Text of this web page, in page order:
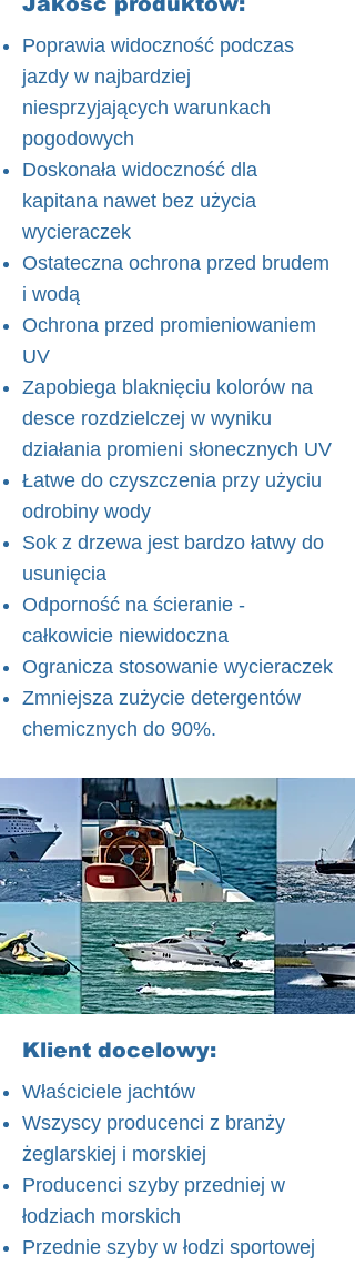
Poprawia widoczność podczas
jazdy w najbardziej
niesprzyjających warunkach
pogodowych
Doskonała widoczność dla
kapitana nawet bez użycia
wycieraczek
Ostateczna ochrona przed brudem
i wodą
Ochrona przed promieniowaniem
UV
Zapobiega blaknięciu kolorów na
desce rozdzielczej w wyniku
działania promieni słonecznych UV
Łatwe do czyszczenia przy użyciu
odrobiny wody
Sok z drzewa jest bardzo łatwy do
usunięcia
Odporność na ścieranie -
całkowicie niewidoczna
Ogranicza stosowanie wycieraczek
Zmniejsza zużycie detergentów
chemicznych do 90%.
Klient docelowy:
Właściciele jachtów
Wszyscy producenci z branży
żeglarskiej i morskiej
Producenci szyby przedniej w
łodziach morskich
Przednie szyby w łodzi sportowej